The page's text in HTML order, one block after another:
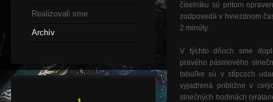
Realizovali sme
Archív
číselníku sú pritom
zodpovedá v hviezdnom
2 minúty.
V týchto dňoch sme
pravého pásmového
tabuľke sú v stĺpcoch
vyjadrená približne v
slnečných hodinách